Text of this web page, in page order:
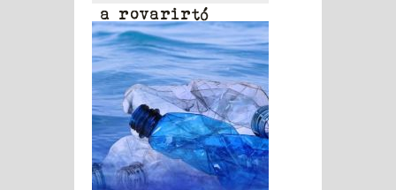
a rovarirtó
szerek